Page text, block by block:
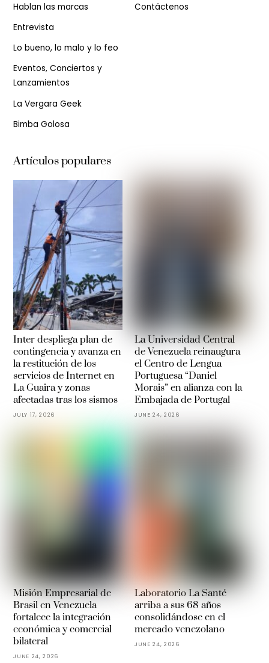
Hablan las marcas
Entrevista
Lo bueno, lo malo y lo feo
Eventos, Conciertos y
Lanzamientos
La Vergara Geek
Bimba Golosa
Contáctenos
Artículos populares
Inter despliega plan de
contingencia y avanza en
la restitución de los
servicios de Internet en
La Guaira y zonas
afectadas tras los sismos
JULY 17, 2026
La Universidad Central
de Venezuela reinaugura
el Centro de Lengua
Portuguesa “Daniel
Morais” en alianza con la
Embajada de Portugal
JUNE 24, 2026
Misión Empresarial de
Brasil en Venezuela
fortalece la integración
económica y comercial
bilateral
JUNE 24, 2026
Laboratorio La Santé
arriba a sus 68 años
consolidándose en el
mercado venezolano
JUNE 24, 2026